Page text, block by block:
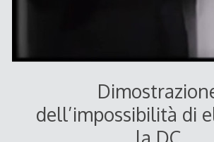
dell’impossibilità di
la DC